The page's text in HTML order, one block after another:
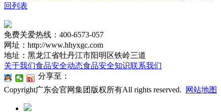
回列表
免费关爱热线：400-6573-057
网址：http://www.hhyxgc.com
地址：黑龙江省牡丹江市阳明区铁岭三道
关于我们食品安全动态食品安全知识联系我们
分享至：
Copyright广东会官网集团版权所有All rights reserved.
网站地图